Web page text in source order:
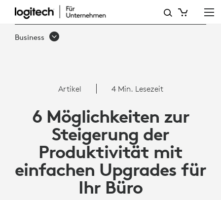
MÖGLICHKEITEN
PRODUKTIVITÄT
EINFACHEN
UPGRADES
FÜR
Business
Artikel 4 Min. Lesezeit
6 Möglichkeiten zur
Steigerung der
Produktivität mit
einfachen Upgrades für
Ihr Büro